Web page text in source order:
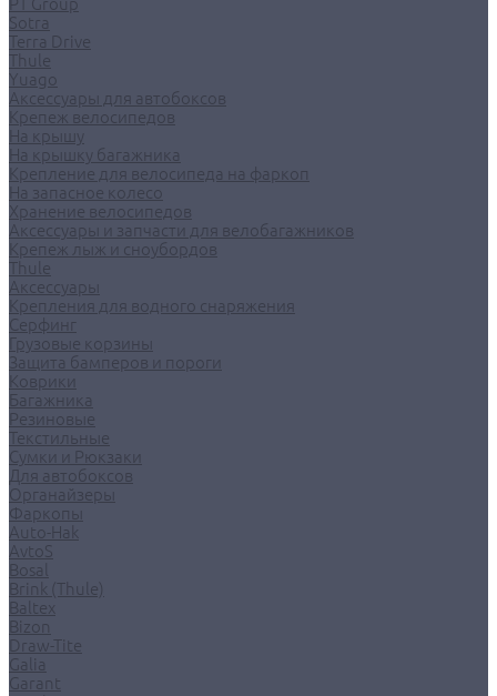
Sotra
Terra Drive
Thule
Yuago
Аксессуары для автобоксов
Крепеж велосипедов
На крышу
На крышку багажника
Крепление для велосипеда на фаркоп
На запасное колесо
Хранение велосипедов
Аксессуары и запчасти для велобагажников
Крепеж лыж и сноубордов
Thule
Аксессуары
Крепления для водного снаряжения
Серфинг
Грузовые корзины
Защита бамперов и пороги
Коврики
Багажника
Резиновые
Текстильные
Сумки и Рюкзаки
Для автобоксов
Органайзеры
Фаркопы
Auto-Hak
AvtoS
Bosal
Brink (Thule)
Baltex
Bizon
Draw-Tite
Galia
Garant